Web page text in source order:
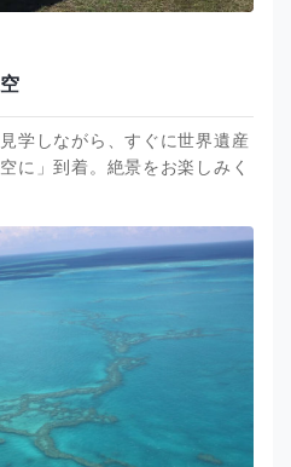
学しながら、すぐに世界遺産
に」到着。絶景をお楽しみく